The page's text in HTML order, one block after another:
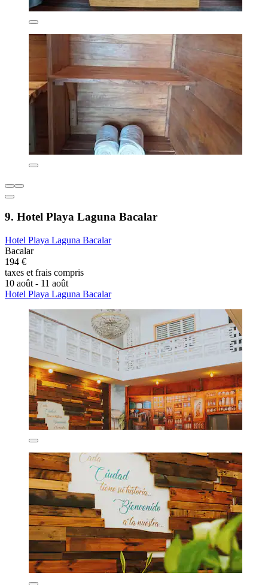
9. Hotel Playa Laguna Bacalar
Hotel Playa Laguna Bacalar
Bacalar
194 €
taxes et frais compris
10 août - 11 août
Hotel Playa Laguna Bacalar